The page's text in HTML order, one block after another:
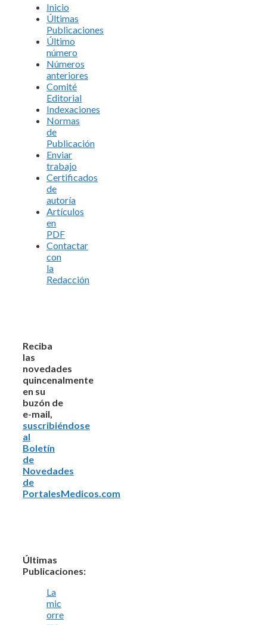
Inicio
Últimas
Publicaciones
Último
número
Números
anteriores
Comité
Editorial
Indexaciones
Normas
de
Publicación
Enviar
trabajo
Certificados
de
autoría
Artículos
en
PDF
Contactar
con
la
Redacción
Reciba
las
novedades
quincenalmente
en su
buzón de
e-mail,
suscribiéndose
al
Boletín
de
Novedades
de
PortalesMedicos.com
Últimas
Publicaciones:
La
mic
orre